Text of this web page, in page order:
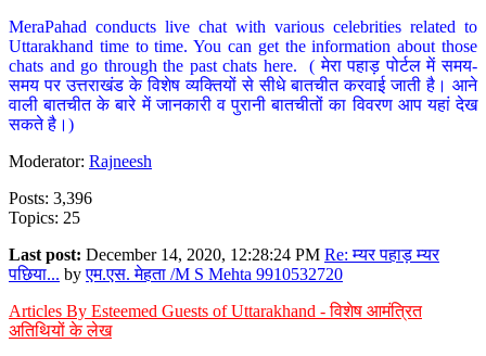
MeraPahad conducts live chat with various celebrities related to
Uttarakhand time to time. You can get the information about those
chats and go through the past chats here. ( मेरा पहाड़ पोर्टल में समय-
समय पर उत्तराखंड के विशेष व्यक्तियों से सीधे बातचीत करवाई जाती है। आने
वाली बातचीत के बारे में जानकारी व पुरानी बातचीतों का विवरण आप यहां देख
सकते है।)
Moderator: Rajneesh
Posts: 3,396
Topics: 25
Last post: December 14, 2020, 12:28:24 PM Re: म्यर पहाड़ म्यर
पछिया... byएम.एस. मेहता /M S Mehta 9910532720
Articles By Esteemed Guests of Uttarakhand - विशेष आमंत्रित
अतिथियों के लेख